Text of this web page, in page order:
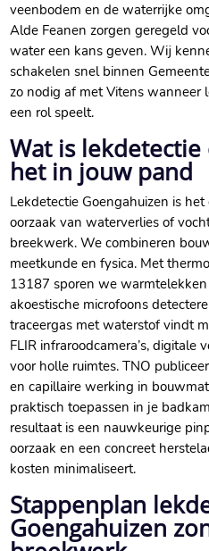
veenbodem en de waterrijke
Alde Feanen zorgen geregeld
water een kans geven.​ Wij
schakelen snel binnen
zo nodig af met Vitens wanneer
een rol speelt.​
Wat is
het in jouw pand
Lekdetectie Goengahuizen is
oorzaak van waterverlies of
breekwerk.​ We combineren
meetkunde en fysica.​ Met
13187 sporen we
akoestische microfoons
traceergas met waterstof vindt
FLIR infraroodcamera’s, digitale
voor holle ruimtes.​ TNO
en capillaire werking in
praktisch toepassen in je
resultaat is een nauwkeurige
oorzaak en een concreet
kosten minimaliseert.​
Stappenplan
Goengahuizen